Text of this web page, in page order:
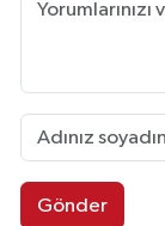
Gönder